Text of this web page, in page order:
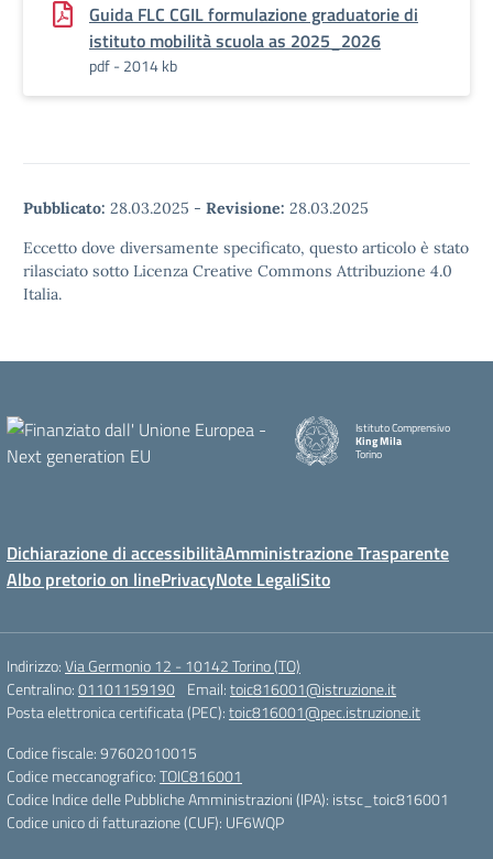
Guida FLC CGIL formulazione graduatorie di
istituto mobilità scuola as 2025_2026
pdf - 2014 kb
Pubblicato: 28.03.2025 - Revisione: 28.03.2025
Eccetto dove diversamente specificato, questo articolo è stato
rilasciato sotto Licenza Creative Commons Attribuzione 4.0
Italia.
Istituto Comprensivo
King Mila
Torino
Dichiarazione di accessibilitàAmministrazione Trasparente
Albo pretorio on linePrivacyNote LegaliSito
Indirizzo:Via Germonio 12 - 10142 Torino (TO)
Centralino:01101159190 Email:toic816001@istruzione.it
Posta elettronica certificata (PEC):toic816001@pec.istruzione.it
Codice fiscale: 97602010015
Codice meccanografico:TOIC816001
Codice Indice delle Pubbliche Amministrazioni (IPA): istsc_toic816001
Codice unico di fatturazione (CUF): UF6WQP